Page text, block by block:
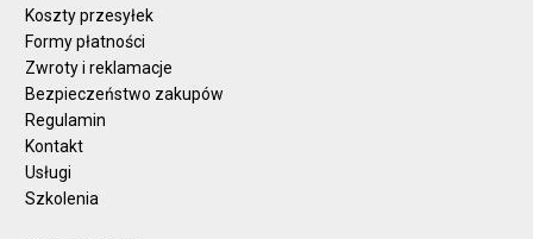
Koszty przesyłek
Formy płatności
Zwroty i reklamacje
Bezpieczeństwo zakupów
Regulamin
Kontakt
Usługi
Szkolenia